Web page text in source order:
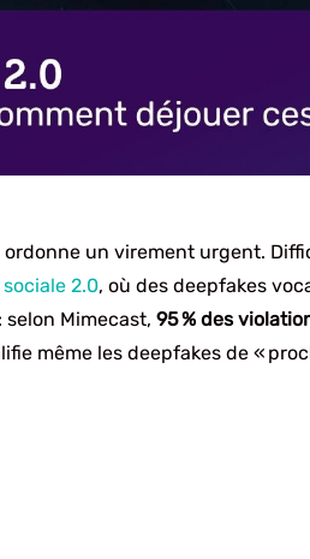
un virement urgent.
2.0, où des deepfakes
selon Mimecast,95 % des
même les deepfakes de «